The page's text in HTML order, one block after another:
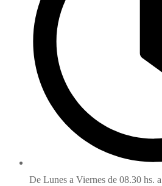
De Lunes a Viernes de 08.30 hs.